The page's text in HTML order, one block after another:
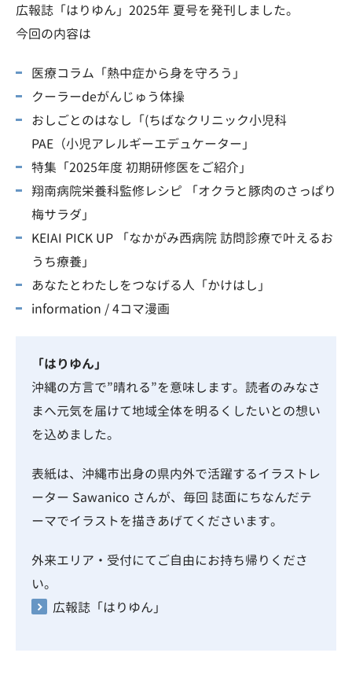
広報誌「はりゆん」2025年 夏号を発刊しました。
今回の内容は
医療コラム「熱中症から身を守ろう」
クーラーdeがんじゅう体操
おしごとのはなし「(ちばなクリニック小児科
PAE（小児アレルギーエデュケーター」
特集「2025年度 初期研修医をご紹介」
翔南病院栄養科監修レシピ 「オクラと豚肉のさっぱり
梅サラダ」
KEIAI PICK UP 「なかがみ西病院 訪問診療で叶えるお
うち療養」
あなたとわたしをつなげる人「かけはし」
information / 4コマ漫画
「はりゆん」
沖縄の方言で”晴れる”を意味します。読者のみなさ
まへ元気を届けて地域全体を明るくしたいとの想い
を込めました。
表紙は、沖縄市出身の県内外で活躍するイラストレ
ーター Sawanico さんが、毎回 誌面にちなんだテ
ーマでイラストを描きあげてくださいます。
外来エリア・受付にてご自由にお持ち帰りくださ
い。
広報誌「はりゆん」